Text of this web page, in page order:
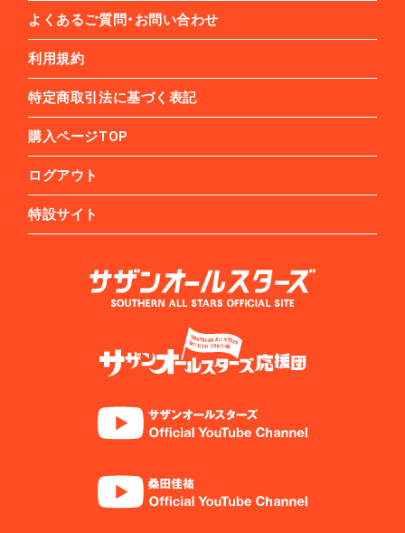
よくあるご質問・お問い合わせ
利用規約
特定商取引法に基づく表記
購入ページTOP
ログアウト
特設サイト